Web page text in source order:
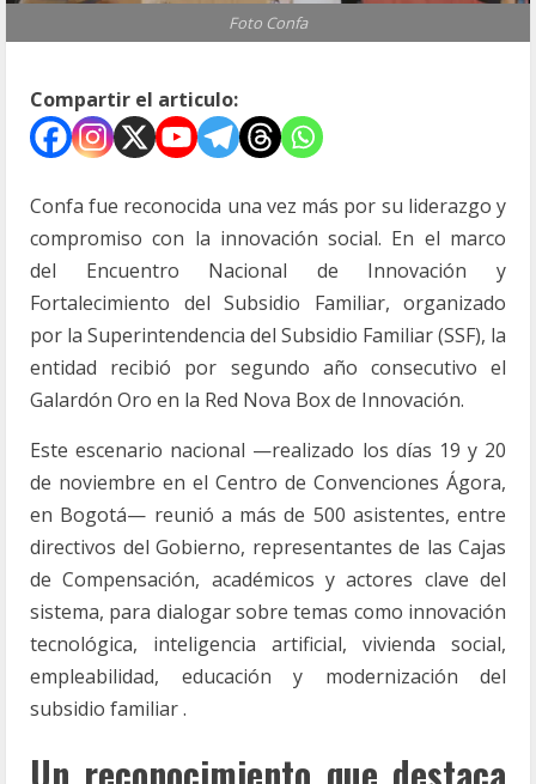
Foto Confa
Compartir el articulo:
Confa fue reconocida una vez más por su liderazgo y
compromiso con la innovación social. En el marco
del Encuentro Nacional de Innovación y
Fortalecimiento del Subsidio Familiar, organizado
por la Superintendencia del Subsidio Familiar (SSF), la
entidad recibió por segundo año consecutivo el
Galardón Oro en la Red Nova Box de Innovación.
Este escenario nacional —realizado los días 19 y 20
de noviembre en el Centro de Convenciones Ágora,
en Bogotá— reunió a más de 500 asistentes, entre
directivos del Gobierno, representantes de las Cajas
de Compensación, académicos y actores clave del
sistema, para dialogar sobre temas como innovación
tecnológica, inteligencia artificial, vivienda social,
empleabilidad, educación y modernización del
subsidio familiar .